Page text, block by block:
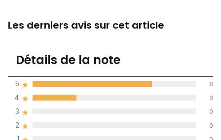
Les derniers avis sur cet article
4,7
moyenne des avis
dans toutes les
Détails de la note
2 0
3 0
4 3
5 8